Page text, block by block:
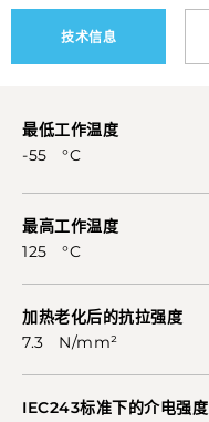
技术信息
最低工作温度
-55 °C
最高工作温度
125 °C
加热老化后的抗拉强度
7.3 N/mm²
IEC243标准下的介电强度